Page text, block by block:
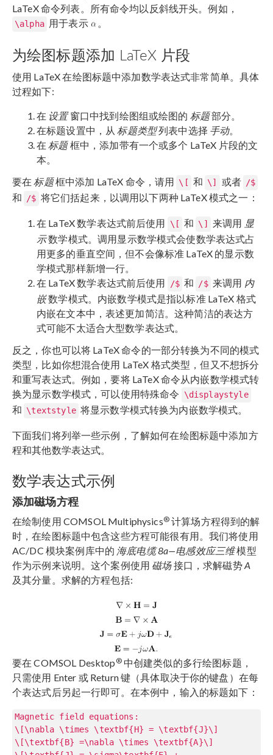
LaTeX 命令列表。所有命令均以反斜线开头。例如，
\alpha 用于表示
为绘图标题添加 LaTeX 片段
使用 LaTeX 在绘图标题中添加数学表达式非常简单。具体
过程如下:
在 设置窗口中找到绘图组或绘图的 标题部分。
在标题设置中，从 标题类型列表中选择 手动。
在 标题框中，添加带有一个或多个 LaTeX 片段的文
本。
要在 标题框中添加 LaTeX 命令，请用 \[ 和 \] 或者 /$
和 /$ 将它们括起来，以调用以下两种 LaTeX 模式之一：
在 LaTeX 数学表达式前后使用 \[ 和 \] 来调用 显
示数学模式。调用显示数学模式会使数学表达式占
用更多的垂直空间，但不会像标准 LaTeX 的显示数
学模式那样新增一行。
在 LaTeX 数学表达式前后使用
/$ 和 /$ 来调用 内
嵌数学模式。内嵌数学模式是指以标准 LaTeX 格式
内嵌在文本中，表述更加简洁。这种简洁的表达方
式可能不太适合大型数学表达式。
反之，你也可以将 LaTeX 命令的一部分转换为不同的模式
类型，比如你想混合使用 LaTeX 格式类型，但又不想拆分
和重写表达式。例如，要将 LaTeX 命令从内嵌数学模式转
换为显示数学模式，可以使用特殊命令
\displaystyle
和 \textstyle 将显示数学模式转换为内嵌数学模式。
下面我们将列举一些示例，了解如何在绘图标题中添加方
程和其他数学表达式。
数学表达式示例
添加磁场方程
在绘制使用 COMSOL Multiphysics®计算场方程得到的解
时，在绘图标题中包含这些方程可能很有用。我们将使用
AC/DC 模块案例库中的 海底电缆 8a—电感效应三维模型
作为示例来说明。这个案例使用 磁场接口，求解磁势A
及其分量。求解的方程包括:
要在 COMSOL Desktop ®中创建类似的多行绘图标题，
只需使用 Enter 或 Return 键（具体取决于你的键盘）在每
个表达式后另起一行即可。在本例中，输入的标题如下：
Magnetic field equations:
\[\nabla \times \textbf{H} = \textbf{J}\]
\[\textbf{B} =\nabla \times \textbf{A}\]